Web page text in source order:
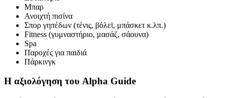
Μπαρ
Ανοιχτή πισίνα
Σπορ γηπέδων (τένις, βόλεϊ, μπάσκετ κ.λπ.)
Fitness (γυμναστήριο, μασάζ, σάουνα)
Spa
Παροχές για παιδιά
Πάρκινγκ
Η αξιολόγηση του Alpha Guide